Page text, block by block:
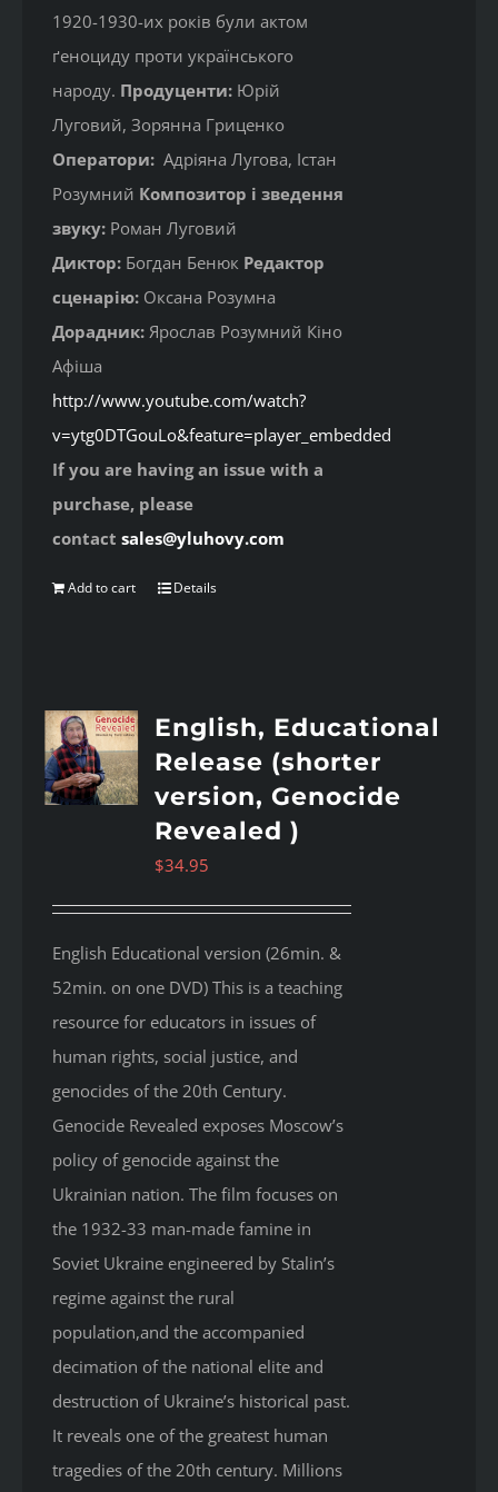
1920-1930-их років були актом
ґеноциду проти українського
народу. Продуценти: Юрій
Луговий, Зорянна Гриценко
Оператори: Адріяна Лугова, Істан
Розумний Композитор і зведення
звуку: Роман Луговий
Диктор: Богдан Бенюк Редактор
сценарію: Оксана Розумна
Дорадник: Ярослав Розумний Кіно
Афіша
http://www.youtube.com/watch?
v=ytg0DTGouLo&feature=player_embedded
If you are having an issue with a
purchase, please
contactsales@yluhovy.com
Add to cart Details
English, Educational
Release (shorter
version, Genocide
Revealed )
$34.95
English Educational version (26min. &
52min. on one DVD) This is a teaching
resource for educators in issues of
human rights, social justice, and
genocides of the 20th Century.
Genocide Revealed exposes Moscow’s
policy of genocide against the
Ukrainian nation. The film focuses on
the 1932-33 man-made famine in
Soviet Ukraine engineered by Stalin’s
regime against the rural
population,and the accompanied
decimation of the national elite and
destruction of Ukraine’s historical past.
It reveals one of the greatest human
tragedies of the 20th century. Millions